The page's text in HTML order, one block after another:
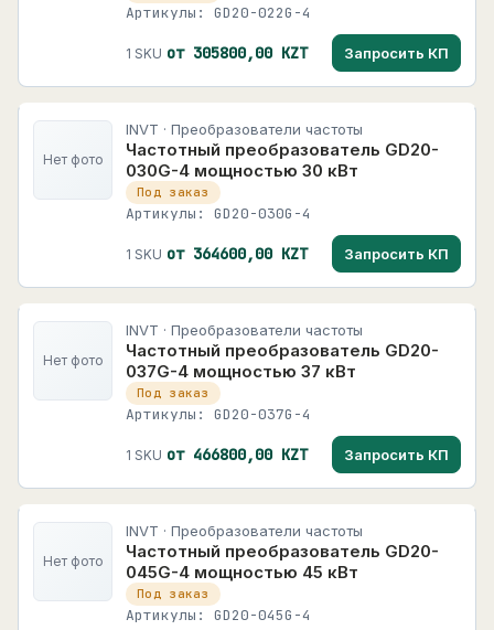
Артикулы: GD20-022G-4
1 SKU от 305800,00 KZT Запросить КП
Нет фото
INVT · Преобразователи частоты
Частотный преобразователь GD20-
030G-4 мощностью 30 кВт
Под заказ
Артикулы: GD20-030G-4
1 SKU от 364600,00 KZT Запросить КП
Нет фото
INVT · Преобразователи частоты
Частотный преобразователь GD20-
037G-4 мощностью 37 кВт
Под заказ
Артикулы: GD20-037G-4
1 SKU от 466800,00 KZT Запросить КП
Нет фото
INVT · Преобразователи частоты
Частотный преобразователь GD20-
045G-4 мощностью 45 кВт
Под заказ
Артикулы: GD20-045G-4